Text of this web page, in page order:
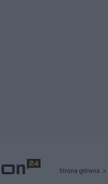
Strona główna